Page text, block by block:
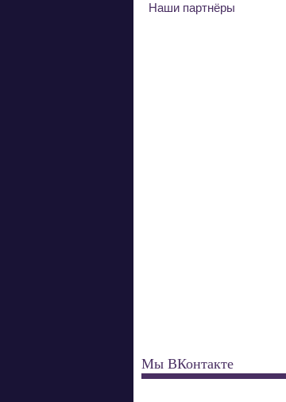
Наши партнёры
Мы ВКонтакте